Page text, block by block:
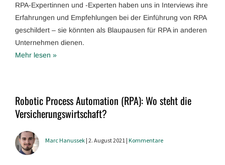
RPA-Expertinnen und -Experten haben uns in Interviews ihre
Erfahrungen und Empfehlungen bei der Einführung von RPA
geschildert – sie könnten als Blaupausen für RPA in anderen
Unternehmen dienen.
Mehr lesen »
Robotic Process Automation (RPA): Wo steht die
Versicherungswirtschaft?
Marc Hanussek | 2. August 2021 | Kommentare